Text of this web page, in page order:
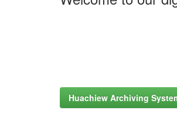
Huachiew Archiving